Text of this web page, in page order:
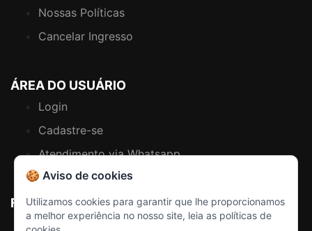
🍪 Aviso de cookies
Utilizamos cookies para garantir que lhe proporcionamos
a melhor experiência no nosso site, leia as políticas de
Nossas Políticas
Cancelar Ingresso
ÁREA DO USUÁRIO
Login
Cadastre-se
Atendimento via Whatsapp
FALE CONOSCO
Contato